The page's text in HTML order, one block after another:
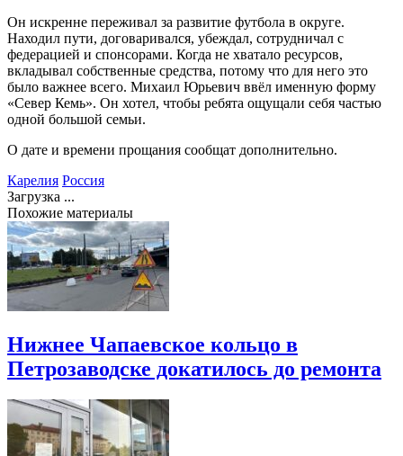
Он искренне переживал за развитие футбола в округе.
Находил пути, договаривался, убеждал, сотрудничал с
федерацией и спонсорами. Когда не хватало ресурсов,
вкладывал собственные средства, потому что для него это
было важнее всего. Михаил Юрьевич ввёл именную форму
«Север Кемь». Он хотел, чтобы ребята ощущали себя частью
одной большой семьи.
О дате и времени прощания сообщат дополнительно.
Карелия Россия
Загрузка ...
Похожие материалы
Нижнее Чапаевское кольцо в
Петрозаводске докатилось до ремонта